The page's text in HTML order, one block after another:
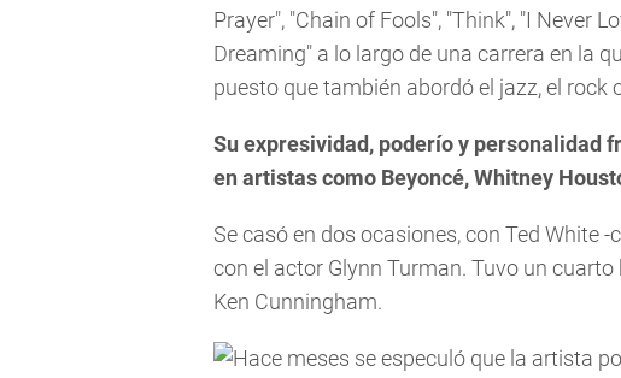
Prayer", "Chain of Fools", "Think", "I Never
Dreaming" a lo largo de una carrera en la
puesto que también abordó el jazz, el rock
Su expresividad, poderío y personalidad
en artistas como Beyoncé, Whitney
Se casó en dos ocasiones, con Ted White
con el actor Glynn Turman. Tuvo un
Ken Cunningham.